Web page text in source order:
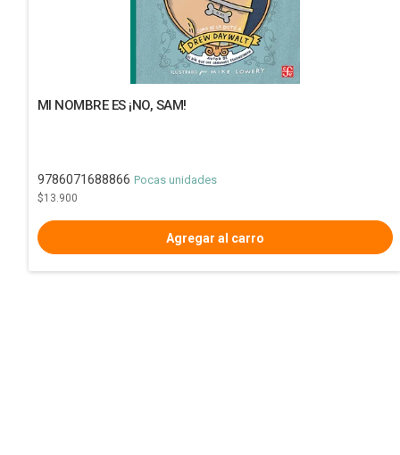
MI NOMBRE ES ¡NO, SAM!
9786071688866 Pocas unidades
$13.900